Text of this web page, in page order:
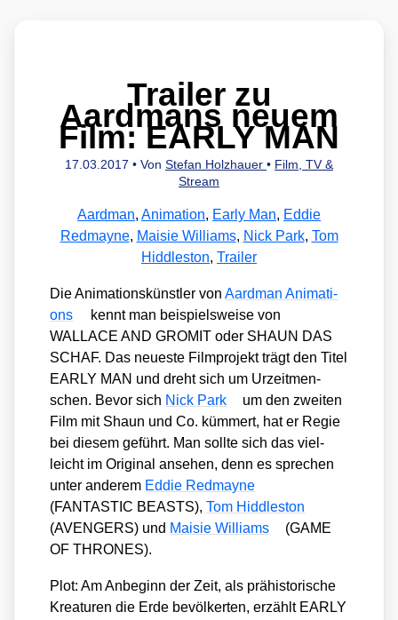
Trailer zu
Aardmans neuem
Film: EARLY MAN
17.03.2017 • Von Stefan Holzhauer • Film, TV &
Stream
Aardman, Animation, Early Man, Eddie
Redmayne, Maisie Williams, Nick Park, Tom
Hiddleston, Trailer
Die Ani­ma­ti­ons­künst­ler vonAard­man Ani­ma­ti­
ons
kennt man bei­spiels­wei­se von
WALLACE AND GROMIT oder SHAUN DAS
SCHAF. Das neu­es­te Film­pro­jekt trägt den Titel
EARLY MAN und dreht sich um Urzeit­men­
schen. Bevor sich Nick Park
um den zwei­ten
Film mit Shaun und Co. küm­mert, hat er Regie
bei die­sem geführt. Man soll­te sich das viel­
leicht im Ori­gi­nal anse­hen, denn es spre­chen
unter ande­rem Eddie Red­may­ne
(FANTASTIC BEASTS),Tom Hidd­le­s­ton
(AVENGERS) und Mai­sie Wil­liams
(GAME
OF THRONES).
Plot: Am Anbe­ginn der Zeit, als prä­his­to­ri­sche
Krea­tu­ren die Erde bevöl­ker­ten, erzählt EARLY